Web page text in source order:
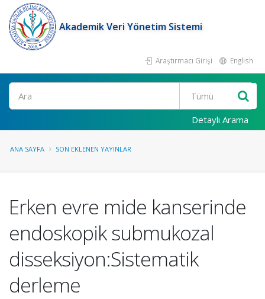
Akademik Veri Yönetim Sistemi
Araştırmacı Girişi English
Ara
Detaylı Arama
ANA SAYFA SON EKLENEN YAYINLAR
Erken evre mide kanserinde
endoskopik submukozal
disseksiyon:Sistematik
derleme